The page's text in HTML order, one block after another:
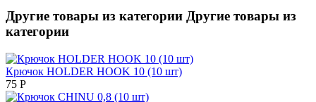
Другие товары из категории Другие товары из
категории
Крючок HOLDER HOOK 10 (10 шт)
75 Р